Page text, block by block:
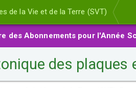
de la Vie et de la Terre (SVT)
des Abonnements pour l'Année
des plaques